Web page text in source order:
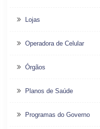
Lojas
Operadora de Celular
Órgãos
Planos de Saúde
Programas do Governo